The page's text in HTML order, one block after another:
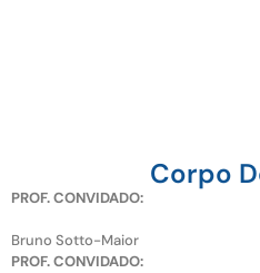
Corpo
PROF. CONVIDADO:
Bruno Sotto-Maior
PROF. CONVIDADO: